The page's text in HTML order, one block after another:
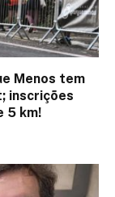
Menos tem
inscrições
5 km!